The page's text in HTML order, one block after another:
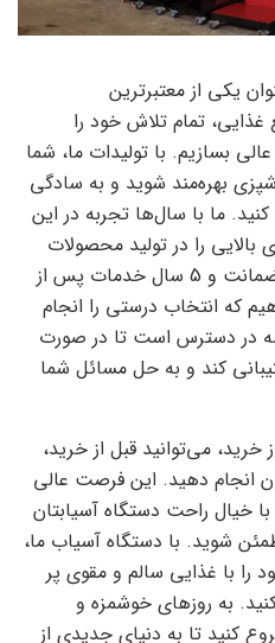
یکی از معتبرترین
غذایی، تمام تلاش خود را
بسازیم. با تولیدات ما، شما
بهره‌مند شوید و به سادگی
ما با سال‌ها تجربه در این
بالایی را در تولید محصولات
خود پیاده‌سازی کنیم. با 1 سال ضمانت و 5 سال خدمات پس از
که انتخاب درستی را انجام
در دسترس است تا در صورت
کند و به حل مسائل شما
خرید، می‌توانید قبل از خرید،
انجام دهید. این فرصت عالی
خیال راحت دستگاه آسیابتان
شوید. با دستگاه آسیاب ما،
را با غذایی سالم و مقوی پر
به روزهای خوشمزه و
کنید تا به دنیای جدیدی از